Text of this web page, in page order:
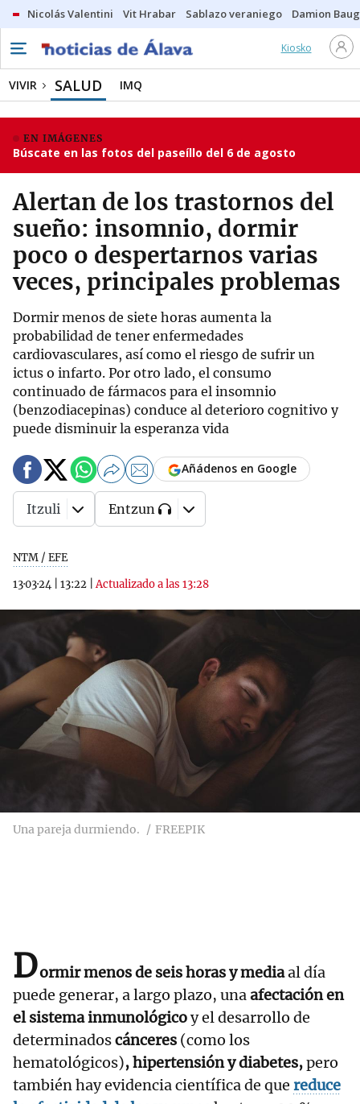
Nicolás Valentini Vit Hrabar Sablazo veraniego Damion
Kiosko
VIVIR SALUD IMQ
EN IMÁGENES
Búscate en las fotos del paseíllo del 6 de agosto
Alertan de los trastornos del
sueño: insomnio, dormir
poco o despertarnos varias
veces, principales problemas
Dormir menos de siete horas aumenta la
probabilidad de tener enfermedades
cardiovasculares, así como el riesgo de sufrir un
ictus o infarto. Por otro lado, el consumo
continuado de fármacos para el insomnio
(benzodiacepinas) conduce al deterioro cognitivo y
puede disminuir la esperanza vida
NTM / EFE
13·03·24
13:22 |Actualizado a las 13:28
Añádenos en Google
Itzuli Entzun
Una pareja durmiendo. FREEPIK
Dormir menos de seis horas y mediaal día
puede generar, a largo plazo, unaafectación en
el sistema inmunológicoy el desarrollo de
determinadoscánceres (como los
hematológicos), hipertensión y diabetes,pero
también hay evidencia científica de que reduce